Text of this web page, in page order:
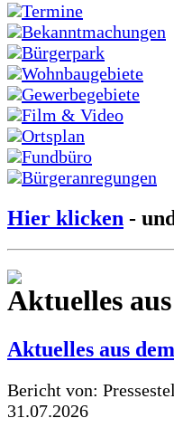
Termine
Bekanntmachungen
Bürgerpark
Wohnbaugebiete
Gewerbegebiete
Film & Video
Ortsplan
Fundbüro
Bürgeranregungen
Hier klicken -
Aktuelles
Aktuelles aus
Bericht von:
31.07.2026